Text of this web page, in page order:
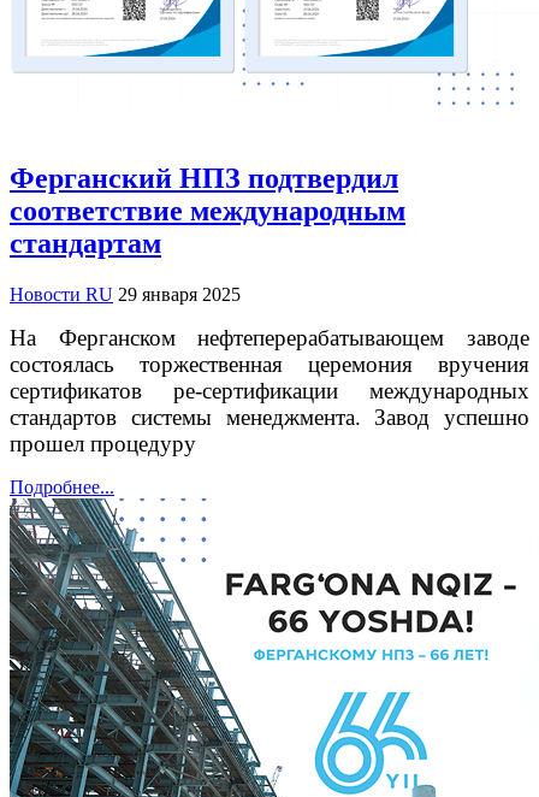
Ферганский НПЗ подтвердил
соответствие международным
стандартам
Новости RU 29 января 2025
На Ферганском нефтеперерабатывающем заводе
состоялась торжественная церемония вручения
сертификатов ре-сертификации международных
стандартов системы менеджмента. Завод успешно
прошел процедуру
Подробнее...